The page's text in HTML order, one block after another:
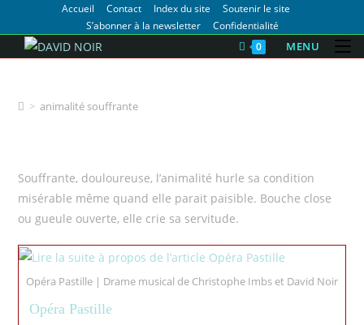
Accueil Contact Index du site
Soutenir le site
S’abonner à la newsletter
Confidentialité
0
MENU
> animalité souffrante
Souffrante, douloureuse, l’animalité hurle sa condition
misérable même quand elle parait paisible. Bouche close
ou gueule ouverte, elle crie sa servitude.
Opéra Pastille | Drame musical de Christophe Imbs et David Noir
Opéra Pastille